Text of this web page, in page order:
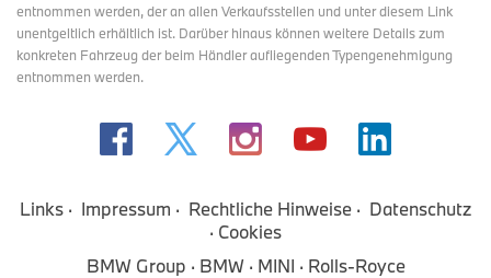
entnommen werden, der an allen Verkaufsstellen und unter diesem Link
unentgeltlich erhältlich ist. Darüber hinaus können weitere Details zum
konkreten Fahrzeug der beim Händler aufliegenden Typengenehmigung
entnommen werden.
Links Impressum Rechtliche Hinweise
Datenschutz
Cookies
BMW Group
BMW MINI Rolls-Royce